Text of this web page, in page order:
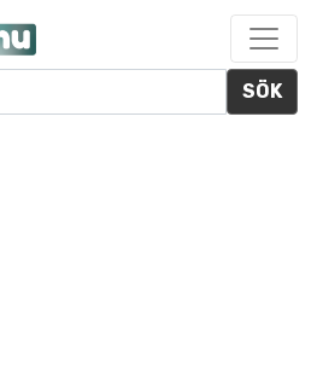
SÖK